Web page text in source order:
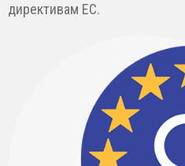
директивам ЕС.